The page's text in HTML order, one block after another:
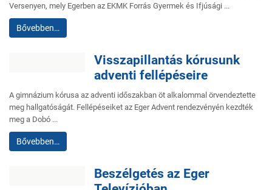
Versenyen, mely Egerben az EKMK Forrás Gyermek és Ifjúsági ...
Bővebben…
Visszapillantás kórusunk
adventi fellépéseire
A gimnázium kórusa az adventi időszakban öt alkalommal örvendeztette
meg hallgatóságát. Fellépéseiket az Eger Advent rendezvényén kezdték
meg a Dobó ...
Bővebben…
Beszélgetés az Eger